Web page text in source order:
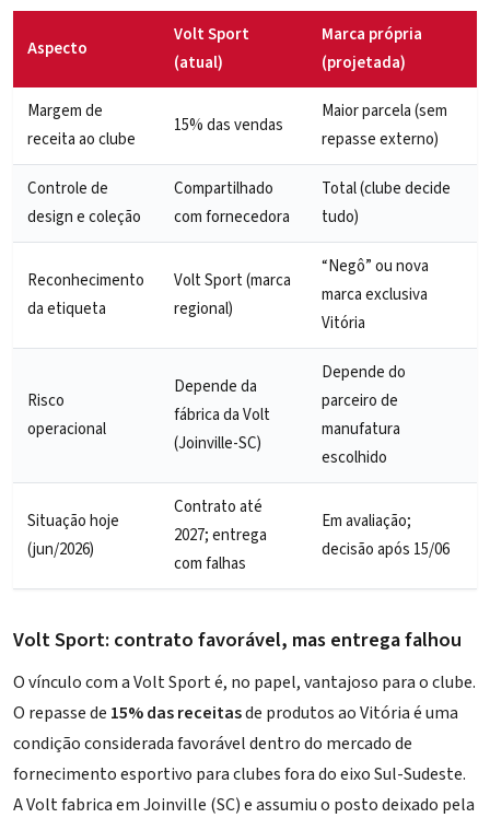
Aspecto
Volt Sport
(atual)
Marca própria
(projetada)
Margem de
receita ao clube
15% das vendas
Maior parcela (sem
repasse externo)
Controle de
design e coleção
Compartilhado
com fornecedora
Total (clube decide
tudo)
Reconhecimento
da etiqueta
Volt Sport (marca
regional)
“Negô” ou nova
marca exclusiva
Vitória
Risco
operacional
Depende da
fábrica da Volt
(Joinville-SC)
Depende do
parceiro de
manufatura
escolhido
Situação hoje
(jun/2026)
Contrato até
2027; entrega
com falhas
Em avaliação;
decisão após 15/06
Volt Sport: contrato favorável, mas entrega falhou
O vínculo com a Volt Sport é, no papel, vantajoso para o clube.
O repasse de 15% das receitasde produtos ao Vitória é uma
condição considerada favorável dentro do mercado de
fornecimento esportivo para clubes fora do eixo Sul-Sudeste.
A Volt fabrica em Joinville (SC) e assumiu o posto deixado pela